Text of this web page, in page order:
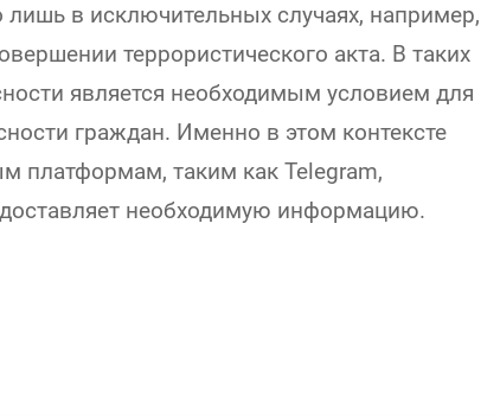
в исключительных случаях, например,
террористического акта. В таких
является необходимым условием для
граждан. Именно в этом контексте
платформам, таким как Telegram,
необходимую информацию.